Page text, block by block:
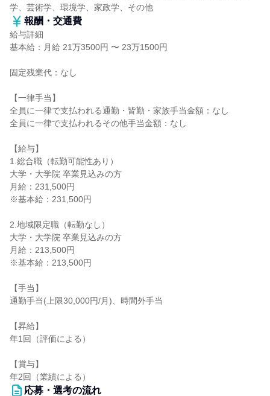
学、芸術学、環境学、家政学、その他
報酬・交通費
給与詳細
基本給：月給 21万3500円 〜 23万1500円
固定残業代：なし
【一律手当】
全員に一律で支払われる通勤・皆勤・家族手当金額：なし
全員に一律で支払われるその他手当金額：なし
【給与】
1.総合職（転勤可能性あり）
大学・大学院 卒業見込みの方
月給：231,500円
※基本給：231,500円
2.地域限定職（転勤なし）
大学・大学院 卒業見込みの方
月給：213,500円
※基本給：213,500円
【手当】
通勤手当(上限30,000円/月)、時間外手当
【昇給】
年1回（評価による）
【賞与】
年2回（業績による）
応募・選考の流れ